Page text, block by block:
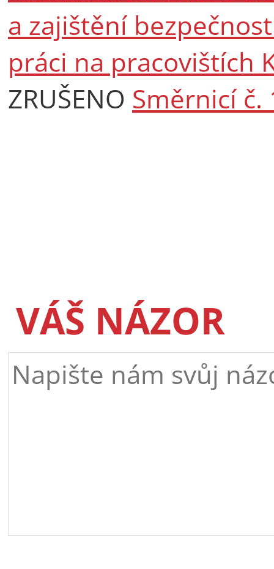
a zajištění
práci na pracovištích
ZRUŠENO Směrnicí č.
VÁŠ NÁZOR